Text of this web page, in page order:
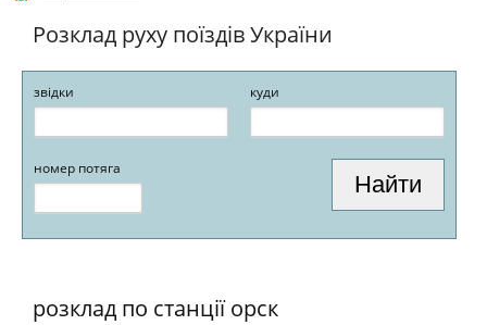
Розклад руху поїздів України
звідки куди
номер потяга
розклад по станції орск